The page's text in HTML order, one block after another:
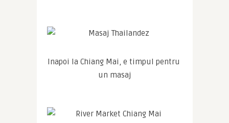
Inapoi la Chiang Mai, e timpul pentru
un masaj